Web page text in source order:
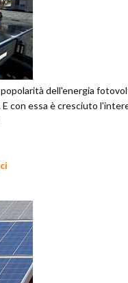
dell'energia
E con essa è cresciuto